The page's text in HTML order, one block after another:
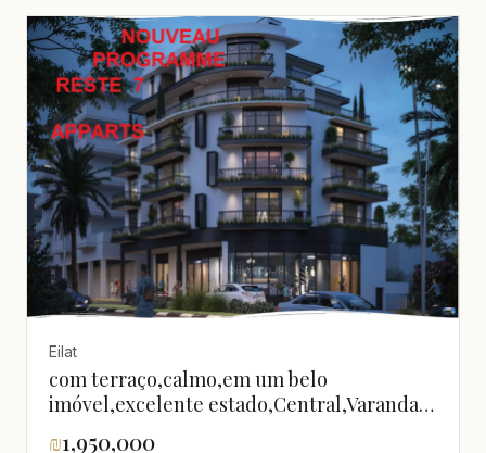
Eilat
com terraço,calmo,em um belo
imóvel,excelente estado,Central,Varanda
₪1,950,000